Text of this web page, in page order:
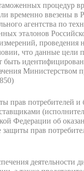
процедур
временно ввезены
агентства по
эталонов
проведения
что данные цели
потребителей и
Федерации об
прав
деятельности